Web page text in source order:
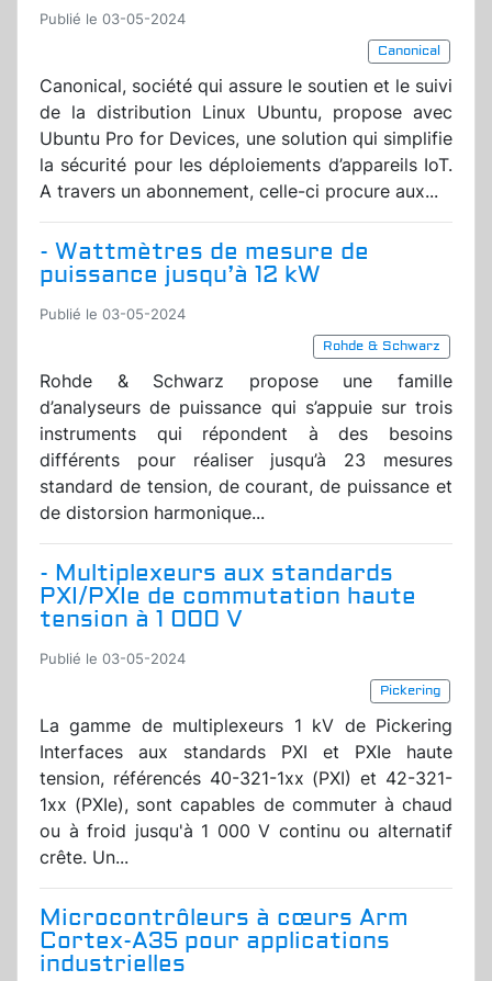
Publié le 03-05-2024
Canonical
Canonical, société qui assure le soutien et le suivi
de la distribution Linux Ubuntu, propose avec
Ubuntu Pro for Devices, une solution qui simplifie
la sécurité pour les déploiements d’appareils IoT.
A travers un abonnement, celle-ci procure aux...
- Wattmètres de mesure de
puissance jusqu’à 12 kW
Publié le 03-05-2024
Rohde & Schwarz
Rohde & Schwarz propose une famille
d’analyseurs de puissance qui s’appuie sur trois
instruments qui répondent à des besoins
différents pour réaliser jusqu’à 23 mesures
standard de tension, de courant, de puissance et
de distorsion harmonique...
- Multiplexeurs aux standards
PXI/PXIe de commutation haute
tension à 1 000 V
Publié le 03-05-2024
Pickering
La gamme de multiplexeurs 1 kV de Pickering
Interfaces aux standards PXI et PXIe haute
tension, référencés 40-321-1xx (PXI) et 42-321-
1xx (PXIe), sont capables de commuter à chaud
ou à froid jusqu'à 1 000 V continu ou alternatif
crête. Un...
Microcontrôleurs à cœurs Arm
Cortex-A35 pour applications
industrielles